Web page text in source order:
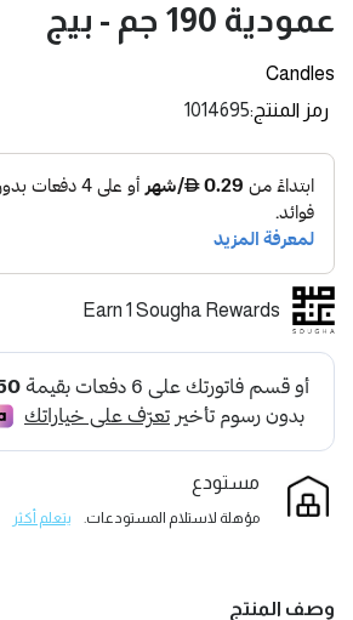
عمودية 190 جم - بيج
Candles
رمز المنتج 1014695
Earn 1 Sougha Rewards
مستودع
مؤهلة لاستلام المستودعات. يتعلم أكثر
وصف المنتج